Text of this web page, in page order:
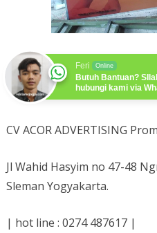
Feri Online
Butuh Bantuan?
hubungi kami via
CV ACOR ADVERTISING
Jl Wahid Hasyim no 47-48
Sleman Yogyakarta.
| hot line : 0274 487617 |